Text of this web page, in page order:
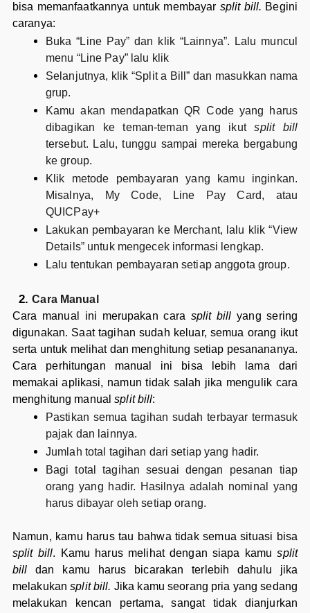
bisa memanfaatkannya untuk membayar split bill. Begini
caranya:
Buka “Line Pay” dan klik “Lainnya”. Lalu muncul
menu “Line Pay” lalu klik
Selanjutnya, klik “Split a Bill” dan masukkan nama
grup.
Kamu akan mendapatkan QR Code yang harus
dibagikan ke teman-teman yang ikutsplit bill
tersebut. Lalu, tunggu sampai mereka bergabung
ke group.
Klik metode pembayaran yang kamu inginkan.
Misalnya, My Code, Line Pay Card, atau
QUICPay+
Lakukan pembayaran ke Merchant, lalu klik “View
Details” untuk mengecek informasi lengkap.
Lalu tentukan pembayaran setiap anggota group.
Cara Manual
Cara manual ini merupakan cara split billyang sering
digunakan. Saat tagihan sudah keluar, semua orang ikut
serta untuk melihat dan menghitung setiap pesanananya.
Cara perhitungan manual ini bisa lebih lama dari
memakai aplikasi, namun tidak salah jika mengulik cara
menghitung manualsplit bill:
Pastikan semua tagihan sudah terbayar termasuk
pajak dan lainnya.
Jumlah total tagihan dari setiap yang hadir.
Bagi total tagihan sesuai dengan pesanan tiap
orang yang hadir. Hasilnya adalah nominal yang
harus dibayar oleh setiap orang.
Namun, kamu harus tau bahwa tidak semua situasi bisa
split bill. Kamu harus melihat dengan siapa kamusplit
bill dan kamu harus bicarakan terlebih dahulu jika
melakukansplit bill. Jika kamu seorang pria yang sedang
melakukan kencan pertama, sangat tidak dianjurkan